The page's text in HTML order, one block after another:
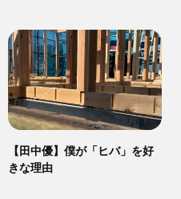
【田中優】僕が「ヒバ」を好
きな理由